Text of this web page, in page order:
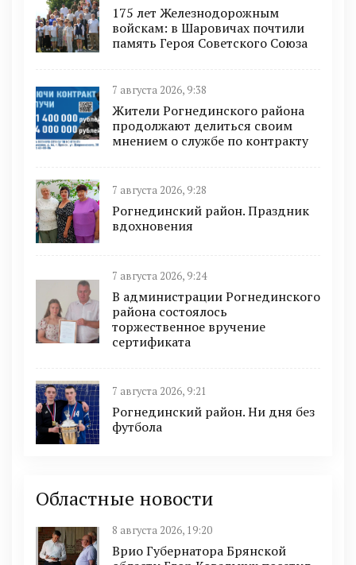
175 лет Железнодорожным
войскам: в Шаровичах почтили
память Героя Советского Союза
7 августа 2026, 9:38
Жители Рогнединского района
продолжают делиться своим
мнением о службе по контракту
7 августа 2026, 9:28
Рогнединский район. Праздник
вдохновения
7 августа 2026, 9:24
В администрации Рогнединского
района состоялось
торжественное вручение
сертификата
7 августа 2026, 9:21
Рогнединский район. Ни дня без
футбола
Областные новости
8 августа 2026, 19:20
Врио Губернатора Брянской